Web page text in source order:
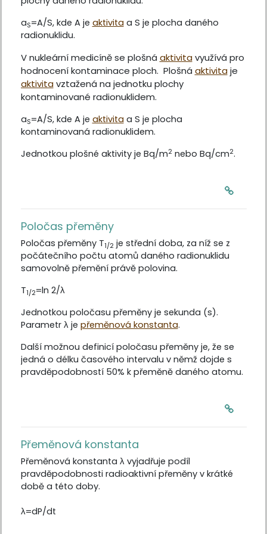
aS=A/S, kde A je aktivita a S je plocha daného
radionuklidu.
V nukleární medicíně se plošná aktivitavyužívá pro
hodnocení kontaminace ploch. Plošná aktivitaje
aktivitavztažená na jednotku plochy
kontaminované radionuklidem.
aS=A/S, kde A je aktivita a S je plocha
kontaminovaná radionuklidem.
Jednotkou plošné aktivity je Bq/m2nebo Bq/cm2.
Poločas přeměny
Poločas přeměnyT1/2 je střední doba, za níž se z
počátečního počtu atomů daného radionuklidu
samovolně přemění právě polovina.
T1/2=ln 2/λ
Jednotkou poločasu přeměny je sekunda (s).
Parametr λ je přeměnová konstanta.
Další možnou definicí poločasu přeměny je, že se
jedná o délku časového intervalu v němž dojde s
pravděpodobností 50% k přeměně daného atomu.
Přeměnová konstanta
Přeměnová konstanta λ vyjadřuje podíl
pravděpodobnosti radioaktivní přeměny v krátké
době a této doby.
λ=dP/dt